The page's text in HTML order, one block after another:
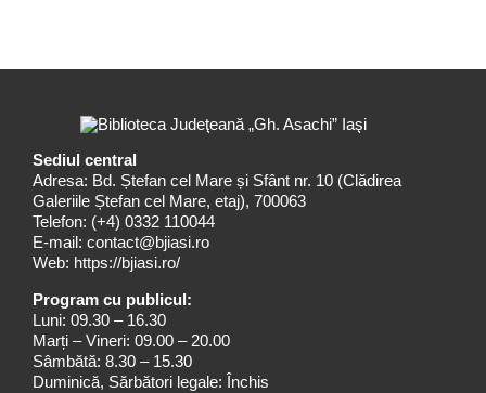
Sediul central
Adresa: Bd. Ștefan cel Mare și Sfânt nr. 10 (Clădirea
Galeriile Ștefan cel Mare, etaj), 700063
Telefon: (+4) 0332 110044
E-mail: contact@bjiasi.ro
Web: https://bjiasi.ro/
Program cu publicul:
Luni: 09.30 – 16.30
Marți – Vineri: 09.00 – 20.00
Sâmbătă: 8.30 – 15.30
Duminică, Sărbători legale: Închis